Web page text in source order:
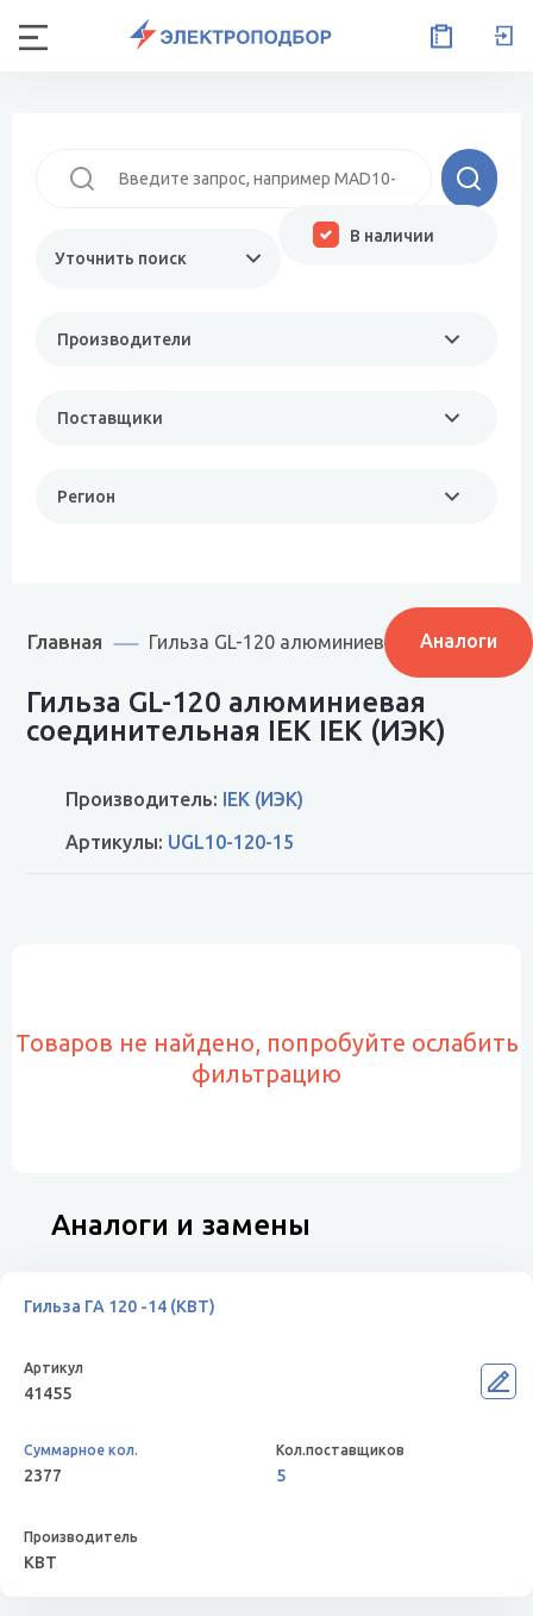
Уточнить поиск
Производители
Поставщики
Регион
В наличии
Главная Гильза GL-120 алюминиевая Аналоги
Гильза GL-120 алюминиевая
соединительная IEK IEK (ИЭК)
Производитель: IEK (ИЭК)
Артикулы: UGL10-120-15
Товаров не найдено, попробуйте ослабить
фильтрацию
Аналоги и замены
Гильза ГА 120 -14 (КВТ)
41455
2377 5
КВТ